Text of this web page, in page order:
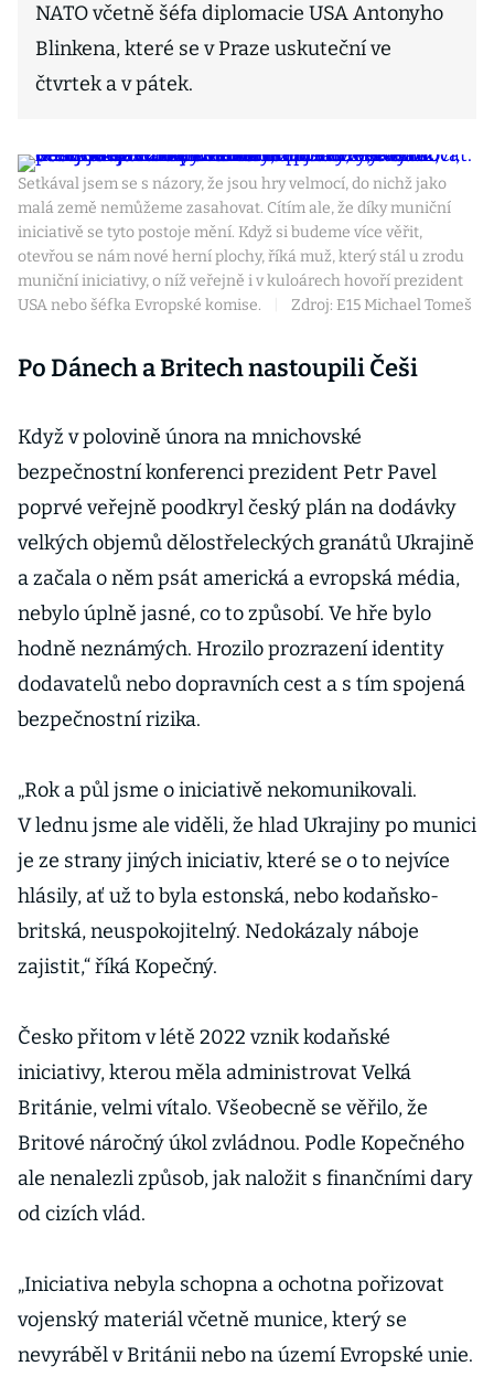
NATO včetně šéfa diplomacie USA Antonyho
Blinkena, které se v Praze uskuteční ve
čtvrtek a v pátek.
Setkával jsem se s názory, že jsou hry velmocí, do nichž jako
malá země nemůžeme zasahovat. Cítím ale, že díky muniční
iniciativě se tyto postoje mění. Když si budeme více věřit,
otevřou se nám nové herní plochy, říká muž, který stál u zrodu
muniční iniciativy, o níž veřejně i v kuloárech hovoří prezident
USA nebo šéfka Evropské komise.
Zdroj: E15 Michael Tomeš
Po Dánech a Britech nastoupili Češi
Když v polovině února na mnichovské
bezpečnostní konferenci prezident Petr Pavel
poprvé veřejně poodkryl český plán na dodávky
velkých objemů dělostřeleckých granátů Ukrajině
a začala o něm psát americká a evropská média,
nebylo úplně jasné, co to způsobí. Ve hře bylo
hodně neznámých. Hrozilo prozrazení identity
dodavatelů nebo dopravních cest a s tím spojená
bezpečnostní rizika.
„Rok a půl jsme o iniciativě nekomunikovali.
V lednu jsme ale viděli, že hlad Ukrajiny po munici
je ze strany jiných iniciativ, které se o to nejvíce
hlásily, ať už to byla estonská, nebo kodaňsko-
britská, neuspokojitelný. Nedokázaly náboje
zajistit,“ říká Kopečný.
Česko přitom v létě 2022 vznik kodaňské
iniciativy, kterou měla administrovat Velká
Británie, velmi vítalo. Všeobecně se věřilo, že
Britové náročný úkol zvládnou. Podle Kopečného
ale nenalezli způsob, jak naložit s finančními dary
od cizích vlád.
„Iniciativa nebyla schopna a ochotna pořizovat
vojenský materiál včetně munice, který se
nevyráběl v Británii nebo na území Evropské unie.